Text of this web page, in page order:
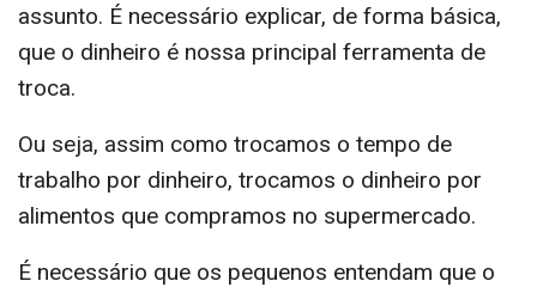
assunto. É necessário explicar, de forma básica,
que o dinheiro é nossa principal ferramenta de
troca.
Ou seja, assim como trocamos o tempo de
trabalho por dinheiro, trocamos o dinheiro por
alimentos que compramos no supermercado.
É necessário que os pequenos entendam que o